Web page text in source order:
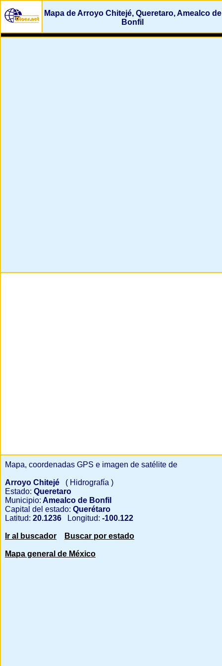
Mapa de Arroyo Chitejé, Queretaro, Amealco de
Bonfil
Mapa, coordenadas GPS e imagen de satélite de
Arroyo Chitejé
( Hidrografía )
Estado: Queretaro
Municipio: Amealco de Bonfil
Capital del estado: Querétaro
Latitud: 20.1236 Longitud: -100.122
Ir al buscador Buscar por estado
Mapa general de México